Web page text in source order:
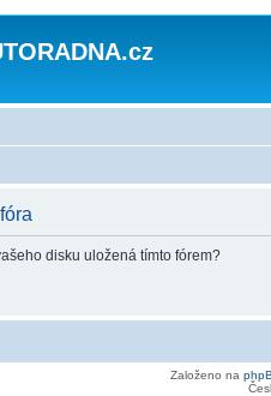
disku uložená tímto fórem?
Založeno na